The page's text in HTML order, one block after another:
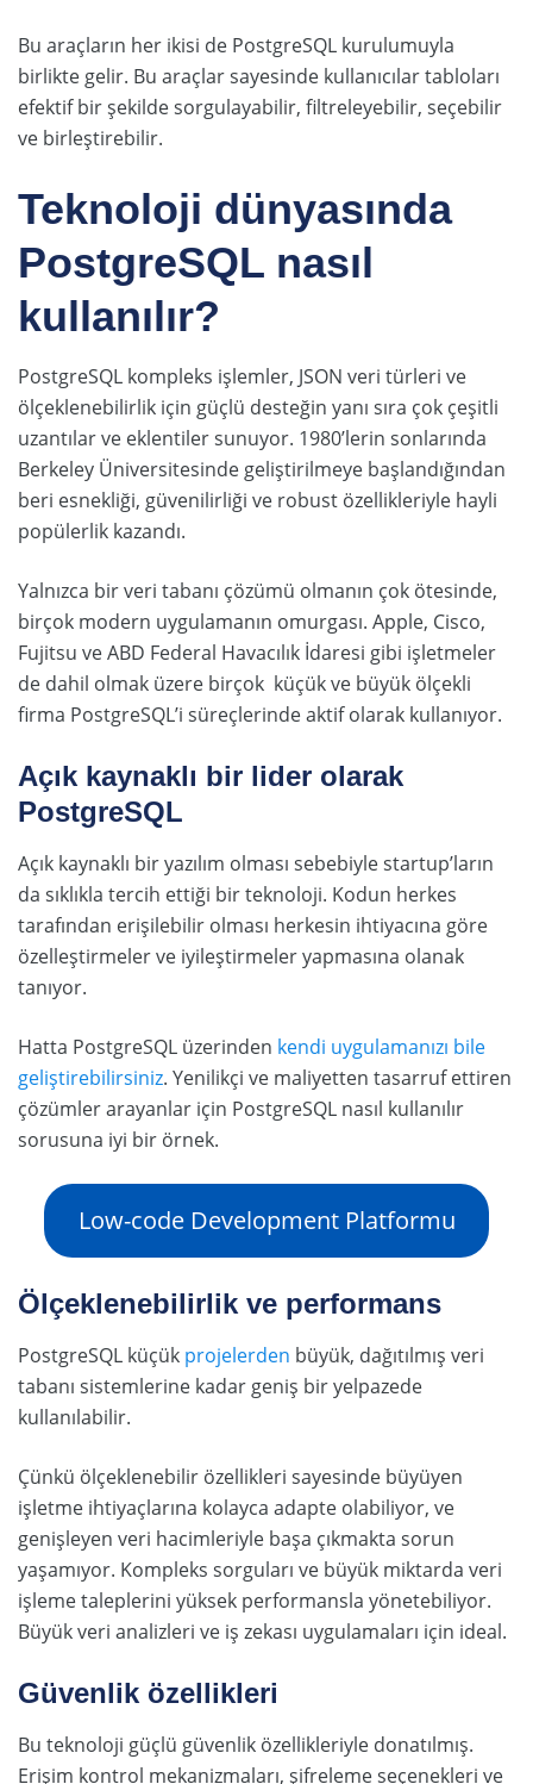
Bu araçların her ikisi de PostgreSQL kurulumuyla
birlikte gelir. Bu araçlar sayesinde kullanıcılar tabloları
efektif bir şekilde sorgulayabilir, filtreleyebilir, seçebilir
ve birleştirebilir.
Teknoloji dünyasında
PostgreSQL nasıl
kullanılır?
PostgreSQL kompleks işlemler, JSON veri türleri ve
ölçeklenebilirlik için güçlü desteğin yanı sıra çok çeşitli
uzantılar ve eklentiler sunuyor. 1980’lerin sonlarında
Berkeley Üniversitesinde geliştirilmeye başlandığından
beri esnekliği, güvenilirliği ve robust özellikleriyle hayli
popülerlik kazandı.
Yalnızca bir veri tabanı çözümü olmanın çok ötesinde,
birçok modern uygulamanın omurgası. Apple, Cisco,
Fujitsu ve ABD Federal Havacılık İdaresi gibi işletmeler
de dahil olmak üzere birçok küçük ve büyük ölçekli
firma PostgreSQL’i süreçlerinde aktif olarak kullanıyor.
Açık kaynaklı bir lider olarak
PostgreSQL
Açık kaynaklı bir yazılım olması sebebiyle startup’ların
da sıklıkla tercih ettiği bir teknoloji. Kodun herkes
tarafından erişilebilir olması herkesin ihtiyacına göre
özelleştirmeler ve iyileştirmeler yapmasına olanak
tanıyor.
Hatta PostgreSQL üzerinden kendi uygulamanızı bile
geliştirebilirsiniz. Yenilikçi ve maliyetten tasarruf ettiren
çözümler arayanlar için PostgreSQL nasıl kullanılır
sorusuna iyi bir örnek.
Low-code Development Platformu
Ölçeklenebilirlik ve performans
PostgreSQL küçük projelerden büyük, dağıtılmış veri
tabanı sistemlerine kadar geniş bir yelpazede
kullanılabilir.
Çünkü ölçeklenebilir özellikleri sayesinde büyüyen
işletme ihtiyaçlarına kolayca adapte olabiliyor, ve
genişleyen veri hacimleriyle başa çıkmakta sorun
yaşamıyor. Kompleks sorguları ve büyük miktarda veri
işleme taleplerini yüksek performansla yönetebiliyor.
Büyük veri analizleri ve iş zekası uygulamaları için ideal.
Güvenlik özellikleri
Bu teknoloji güçlü güvenlik özellikleriyle donatılmış.
Erişim kontrol mekanizmaları, şifreleme seçenekleri ve